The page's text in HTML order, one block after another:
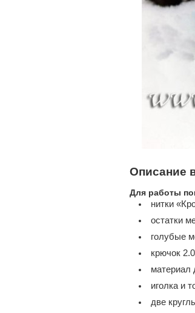
Описание
Для работы
нитки
остатки
голубые
крючок
мaтериал
иголка и
две